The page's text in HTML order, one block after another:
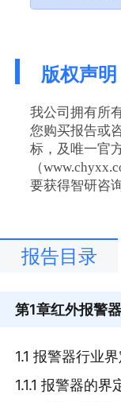
版权声明
我公司拥有所
您购买报告或
标，及唯一官
（
要获得智研咨
报告目录
第1章红外报警
1.1 报警器行业界
1.1.1 报警器的界